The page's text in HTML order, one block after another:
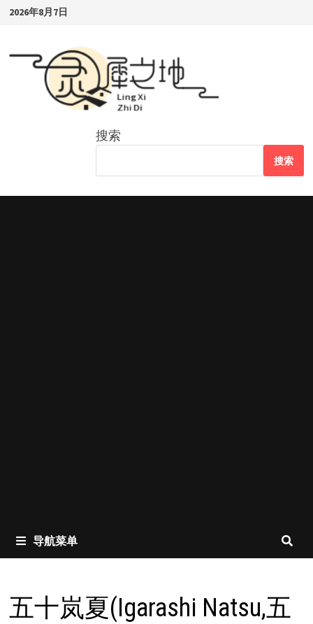
Skip2026年8月7日
搜索
搜索
导航菜单
五十岚夏(Igarashi Natsu,五